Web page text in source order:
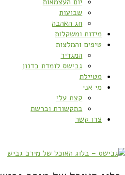
שבועות
חג האהבה
מידות ומשקלות
טיפים והמלצות
המגדיר
גבישס לומדת בדנון
מטיילת
מי אני
קצת עלי
בתקשורת וברשת
צרו קשר